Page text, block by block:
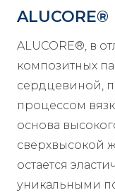
ALUCORE®
ALUCORE®, в
композитных
сердцевиной,
процессом
основа
сверхвысокой
остается
уникальными